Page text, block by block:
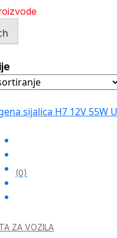
(0)
ZA VOZILA